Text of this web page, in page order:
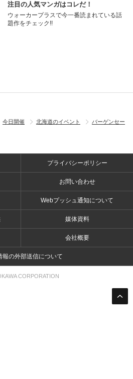
注目の人気マンガはコレだ！
ウォーカープラスで今一番読まれている話
題作をチェック!!
今日開催 北海道のイベント
バーゲンセー
プライバシーポリシー
お問い合わせ
Webプッシュ通知について
媒体資料
会社概要
報の外部送信について
CORPORATION